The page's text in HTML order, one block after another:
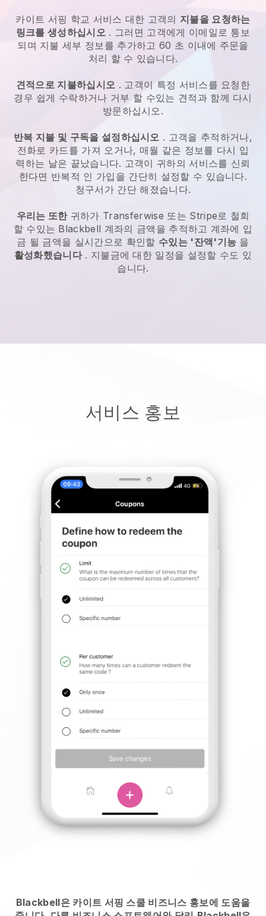
카이트 서핑 학교 서비스 대한 고객의 지불을 요청하는
링크를 생성하십시오 . 그러면 고객에게 이메일로 통보
되며 지불 세부 정보를 추가하고 60 초 이내에 주문을
처리 할 수 있습니다.
견적으로 지불하십시오 . 고객이 특정 서비스를 요청한
경우 쉽게 수락하거나 거부 할 수있는 견적과 함께 다시
방문하십시오.
반복 지불 및 구독을 설정하십시오 . 고객을 추적하거나,
전화로 카드를 가져 오거나, 매월 같은 정보를 다시 입
력하는 날은 끝났습니다. 고객이 귀하의 서비스를 신뢰
한다면 반복적 인 가입을 간단히 설정할 수 있습니다.
청구서가 간단 해졌습니다.
우리는 또한귀하가 Transferwise 또는 Stripe로 철회
할 수있는 Blackbell 계좌의 금액을 추적하고 계좌에 입
금 될 금액을 실시간으로 확인할 수있는 '잔액'기능 을
활성화했습니다. 지불금에 대한 일정을 설정할 수도 있
습니다.
서비스 홍보
Blackbell은 카이트 서핑 스쿨 비즈니스 홍보에 도움을